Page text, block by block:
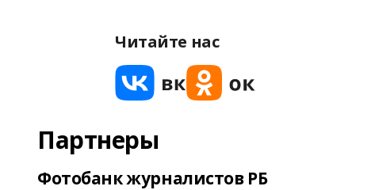
Читайте нас
Партнеры
Фотобанк журналистов РБ